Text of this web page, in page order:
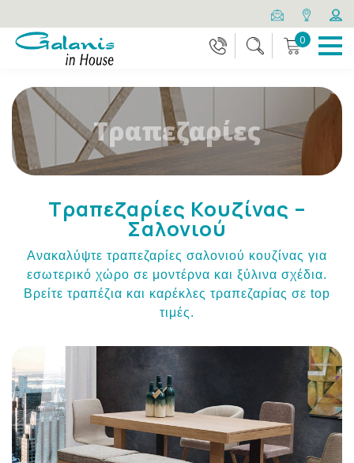
0
Τραπεζαρίες
Τραπεζαρίες Κουζίνας –
Σαλονιού
Ανακαλύψτε τραπεζαρίες σαλονιού κουζίνας για
εσωτερικό χώρο σε μοντέρνα και ξύλινα σχέδια.
Βρείτε τραπέζια και καρέκλες τραπεζαρίας σε top
τιμές.